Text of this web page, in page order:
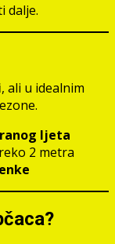
dalje.
, ali u idealnim
ljeta
2 metra